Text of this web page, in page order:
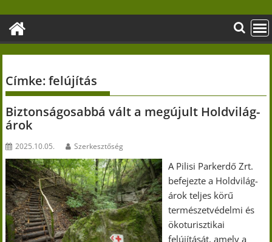
content
Címke:felújítás
Biztonságosabbá vált a megújult Holdvilág-
árok
2025.10.05. Szerkesztőség
A Pilisi Parkerdő Zrt.
befejezte a Holdvilág-
árok teljes körű
természetvédelmi és
ökoturisztikai
felújítását, amely a